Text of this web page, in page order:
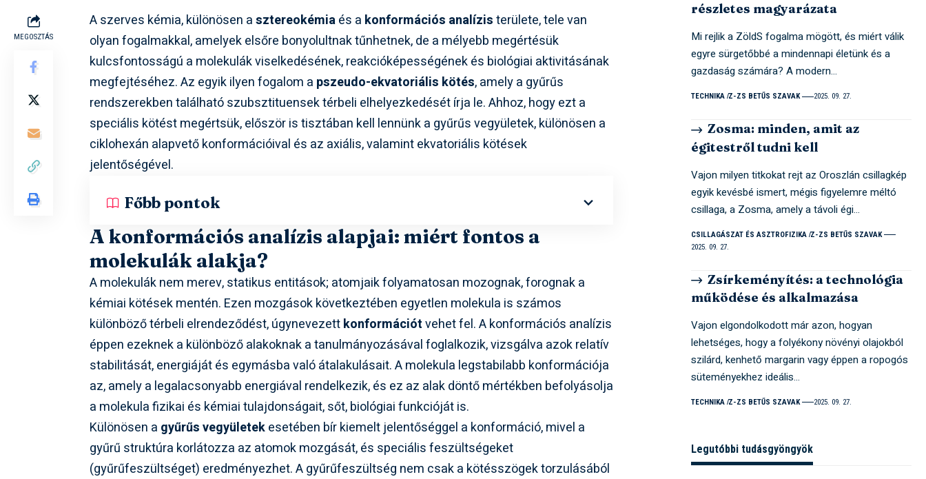
MEGOSZTÁS
A szerves kémia, különösen asztereokémiaés a konformációs analízisterülete, tele van
olyan fogalmakkal, amelyek elsőre bonyolultnak tűnhetnek, de a mélyebb megértésük
kulcsfontosságú a molekulák viselkedésének, reakcióképességének és biológiai aktivitásának
megfejtéséhez. Az egyik ilyen fogalom a pszeudo-ekvatoriális kötés, amely a gyűrűs
rendszerekben található szubsztituensek térbeli elhelyezkedését írja le. Ahhoz, hogy ezt a
speciális kötést megértsük, először is tisztában kell lennünk a gyűrűs vegyületek, különösen a
ciklohexán alapvető konformációival és az axiális, valamint ekvatoriális kötések
jelentőségével.
Főbb pontok
A konformációs analízis alapjai: miért fontos a
molekulák alakja?
A molekulák nem merev, statikus entitások; atomjaik folyamatosan mozognak, forognak a
kémiai kötések mentén. Ezen mozgások következtében egyetlen molekula is számos
különböző térbeli elrendeződést, úgynevezettkonformációtvehet fel. A konformációs analízis
éppen ezeknek a különböző alakoknak a tanulmányozásával foglalkozik, vizsgálva azok relatív
stabilitását, energiáját és egymásba való átalakulásait. A molekula legstabilabb konformációja
az, amely a legalacsonyabb energiával rendelkezik, és ez az alak döntő mértékben befolyásolja
a molekula fizikai és kémiai tulajdonságait, sőt, biológiai funkcióját is.
Különösen a gyűrűs vegyületekesetében bír kiemelt jelentőséggel a konformáció, mivel a
gyűrű struktúra korlátozza az atomok mozgását, és speciális feszültségeket
(gyűrűfeszültséget) eredményezhet. A gyűrűfeszültség nem csak a kötésszögek torzulásából
részletes magyarázata
Mi rejlik a ZöldS fogalma mögött, és miért válik
egyre sürgetőbbé a mindennapi életünk és a
gazdaság számára? A modern…
TECHNIKA Z-ZS BETŰS SZAVAK 2025. 09. 27.
Zosma: minden, amit az
égitestről tudni kell
Vajon milyen titkokat rejt az Oroszlán csillagkép
egyik kevésbé ismert, mégis figyelemre méltó
csillaga, a Zosma, amely a távoli égi…
CSILLAGÁSZAT ÉS ASZTROFIZIKA Z-ZS BETŰS SZAVAK
2025. 09. 27.
Zsírkeményítés: a technológia
működése és alkalmazása
Vajon elgondolkodott már azon, hogyan
lehetséges, hogy a folyékony növényi olajokból
szilárd, kenhető margarin vagy éppen a ropogós
süteményekhez ideális…
TECHNIKA Z-ZS BETŰS SZAVAK 2025. 09. 27.
Legutóbbi tudásgyöngyök